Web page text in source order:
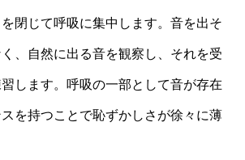
閉じて呼吸に集中します。音を出そ
、自然に出る音を観察し、それを受
します。呼吸の一部として音が存在
を持つことで恥ずかしさが徐々に薄